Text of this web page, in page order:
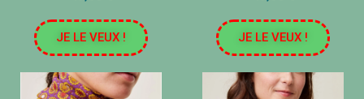
JE LE VEUX ! JE LE VEUX !